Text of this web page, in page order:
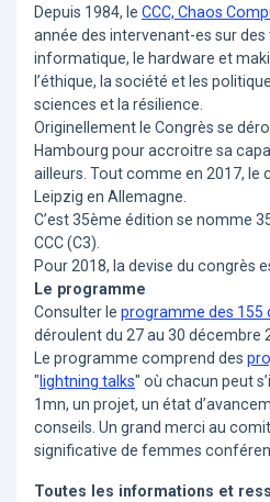
Depuis 1984, le CCC, Chaos
année des intervenant-es sur
informatique, le hardware et
l’éthique, la société et les
sciences et la résilience.
Originellement le Congrès se
Hambourg pour accroitre sa
ailleurs. Tout comme en 2017, le
Leipzig en Allemagne.
C’est 35ème édition se nomme
CCC (C3).
Pour 2018, la devise du congrès
Le programme
Consulter le programme des 155
déroulent du 27 au 30 décembre
Le programme comprend des
" lightning talks" où chacun peut
1mn, un projet, un état
conseils. Un grand merci au
significative de femmes
Toutes les informations et